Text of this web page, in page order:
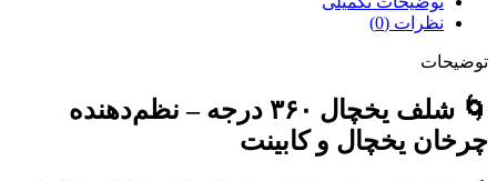
نظرات (0)
توضیحات
🌀 شلف یخچال ۳۶۰ درجه – نظم‌دهنده
چرخان یخچال و کابینت